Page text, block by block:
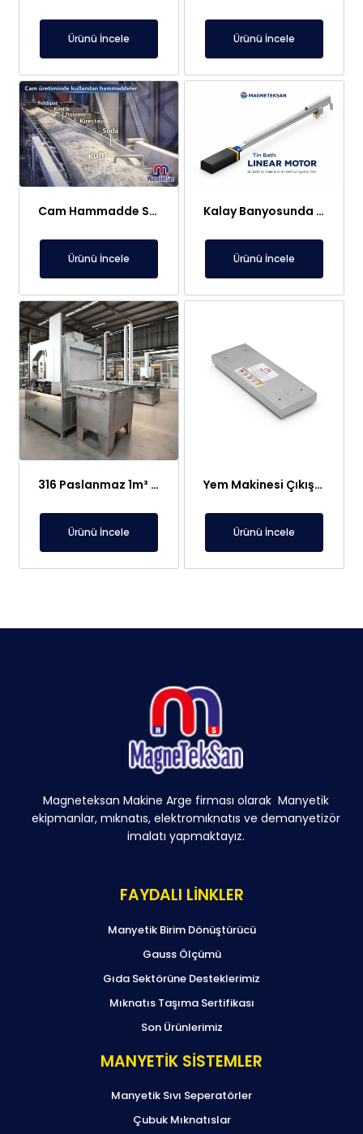
Ürünü İncele Ürünü İncele
Cam Hammadde Sektörü İçin Askı Tipi Neodimyum Plaka Mıknatıs | Yüksek Gauss Manyetik Separatör
Ürünü İncele
Kalay Banyosunda Lineer Elektromıknatıs: Sıcaklık Homojenliği ve Oksit Temizleme
Ürünü İncele
316 Paslanmaz 1m³ Elektroliz Hücresi | 7 Katot 8 Anot Altın Gümüş Rafinasyon Sistemi
Ürünü İncele
Yem Makinesi Çıkışı İçin Metal Ayırıcı Plaka Mıknatıs
Ürünü İncele
Magneteksan Makine Arge firması olarak Manyetik
ekipmanlar, mıknatıs, elektromıknatıs ve demanyetizör
imalatı yapmaktayız.
FAYDALI LİNKLER
Manyetik Birim Dönüştürücü
Gauss Ölçümü
Gıda Sektörüne Desteklerimiz
Mıknatıs Taşıma Sertifikası
Son Ürünlerimiz
MANYETİK SİSTEMLER
Manyetik Sıvı Seperatörler
Çubuk Mıknatıslar